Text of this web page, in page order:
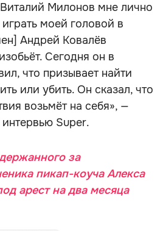
Милонов мне лично
моей головой в
Андрей Ковалёв
Сегодня он в
что призывает найти
или убить. Он сказал, что
возьмёт на себя», —
Super.
за
пикап-коуча Алекса
арест на два месяца